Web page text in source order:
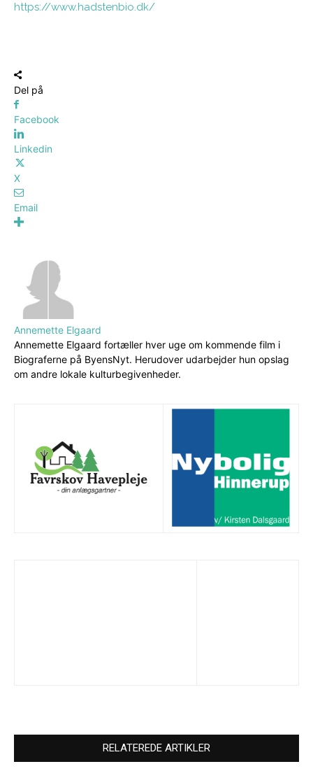
https://www.hadstenbio.dk/
Del på
Facebook
Linkedin
X
Email
Annemette Elgaard
Annemette Elgaard fortæller hver uge om kommende film i
Biograferne på ByensNyt. Herudover udarbejder hun opslag
om andre lokale kulturbegivenheder.
RELATEREDE ARTIKLER